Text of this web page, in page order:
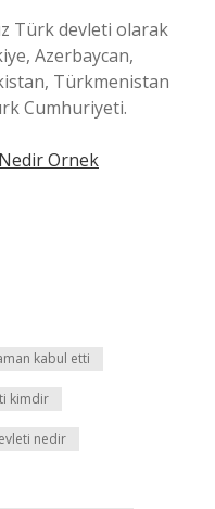
Türk devleti olarak
Azerbaycan,
Türkmenistan
Cumhuriyeti.
Ornek
kabul etti
kimdir
nedir